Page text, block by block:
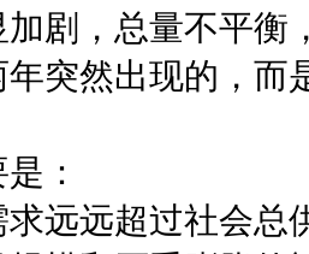
剧，总量不平衡
突然出现的，而
：
远远超过社会总